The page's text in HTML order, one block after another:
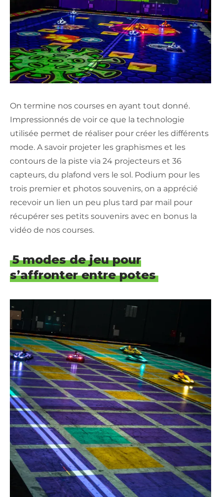
On termine nos courses en ayant tout donné.
Impressionnés de voir ce que la technologie
utilisée permet de réaliser pour créer les différents
mode. A savoir projeter les graphismes et les
contours de la piste via 24 projecteurs et 36
capteurs, du plafond vers le sol. Podium pour les
trois premier et photos souvenirs, on a apprécié
recevoir un lien un peu plus tard par mail pour
récupérer ses petits souvenirs avec en bonus la
vidéo de nos courses.
5 modes de jeu pour
s’affronter entre potes